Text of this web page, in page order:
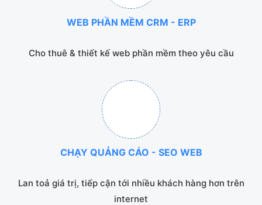
WEB PHẦN MỀM CRM - ERP
Cho thuê & thiết kế web phần mềm theo yêu cầu
CHẠY QUẢNG CÁO - SEO WEB
Lan toả giá trị, tiếp cận tới nhiều khách hàng hơn trên
internet